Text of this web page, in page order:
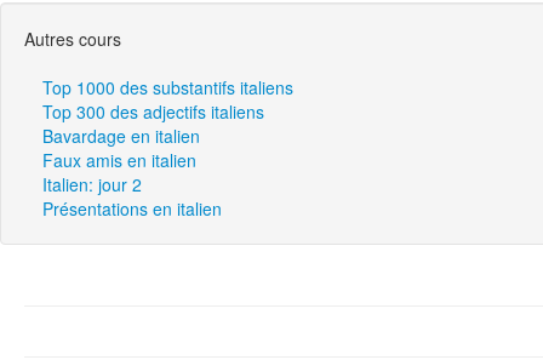
Autres cours
Top 1000 des substantifs italiens
Top 300 des adjectifs italiens
Bavardage en italien
Faux amis en italien
Italien: jour 2
Présentations en italien